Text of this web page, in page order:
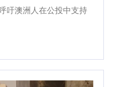
吁澳洲人在公投中支持